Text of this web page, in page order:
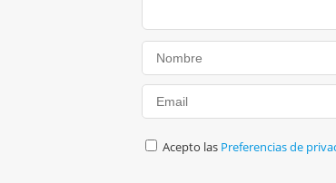
Acepto las Preferencias de